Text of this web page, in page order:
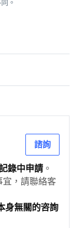
。
諮詢
錄中申請 。
宜，請聯絡客
身無關的咨詢